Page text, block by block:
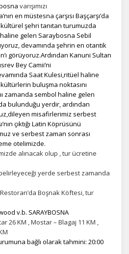
kullandığını anonim olarak
popüler olduğunu ve
yaşadığını anlamamıza
uygun reklamlar göstermek için
görmeye devam
alakalı olabilirler.
varışımızı
en müstesna çarşısı Başçarşı’da
şehri tanıtan turumuzda
haline gelen Saraybosna Sebil
devamında şehrin en otantik
görüyoruz.Ardından Kanuni Sultan
Bey Camii’ni
Saat Kulesi,ritüel haline
buluşma noktasını
zamanda sembol haline gelen
bulunduğu yerdir, ardından
misafirlerimiz serbest
çıktığı Latin Köprüsünü
ve serbest zaman sonrası
otelimizde.
alınacak olup , tur ücretine
yerde serbest zamanda
Boşnak Köftesi, tur
v.b. SARAYBOSNA
26 KM , Mostar – Blagaj 11 KM ,
bağlı olarak tahmini: 20:00